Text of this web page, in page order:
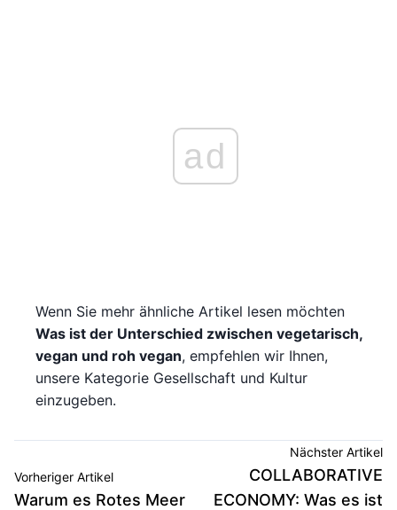
ad
Wenn Sie mehr ähnliche Artikel lesen möchten
Was ist der Unterschied zwischen vegetarisch,
vegan und roh vegan, empfehlen wir Ihnen,
unsere Kategorie Gesellschaft und Kultur
einzugeben.
Vorheriger Artikel
Warum es Rotes Meer
Nächster Artikel
COLLABORATIVE
ECONOMY: Was es ist